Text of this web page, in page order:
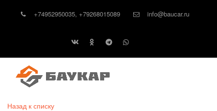
+74952950035, +79268015089 info@baucar.ru
Назад к списку